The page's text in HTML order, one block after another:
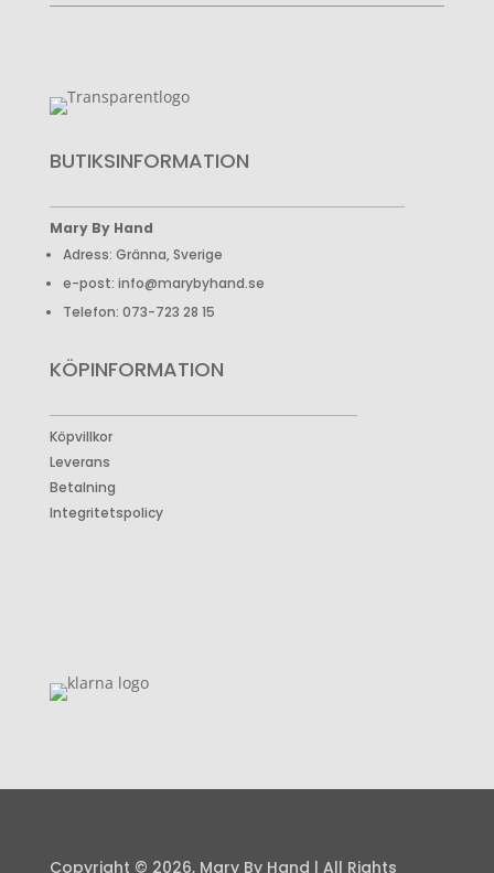
BUTIKSINFORMATION
Mary By Hand
Adress: Gränna, Sverige
e-post: info@marybyhand.se
Telefon: 073-723 28 15
KÖPINFORMATION
Köpvillkor
Leverans
Betalning
Integritetspolicy
Copyright © 2026, Mary By Hand | All Rights